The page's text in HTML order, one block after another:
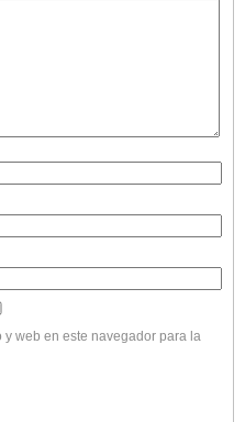
web en este navegador para la